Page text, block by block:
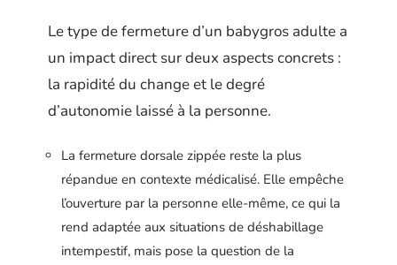
Le type de fermeture d’un babygros adulte a
un impact direct sur deux aspects concrets :
la rapidité du change et le degré
d’autonomie laissé à la personne.
La fermeture dorsale zippée reste la plus
répandue en contexte médicalisé. Elle empêche
l’ouverture par la personne elle-même, ce qui la
rend adaptée aux situations de déshabillage
intempestif, mais pose la question de la